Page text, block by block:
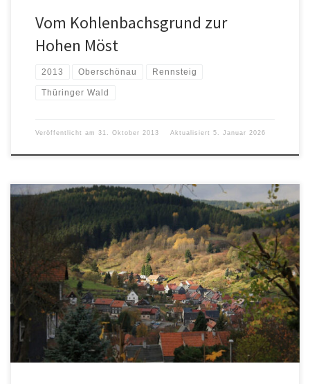
Vom Kohlenbachsgrund zur
Hohen Möst
2013 Oberschönau Rennsteig
Thüringer Wald
Veröffentlicht am 31. Oktober 2013 Aktualisiert 5. Januar 2026